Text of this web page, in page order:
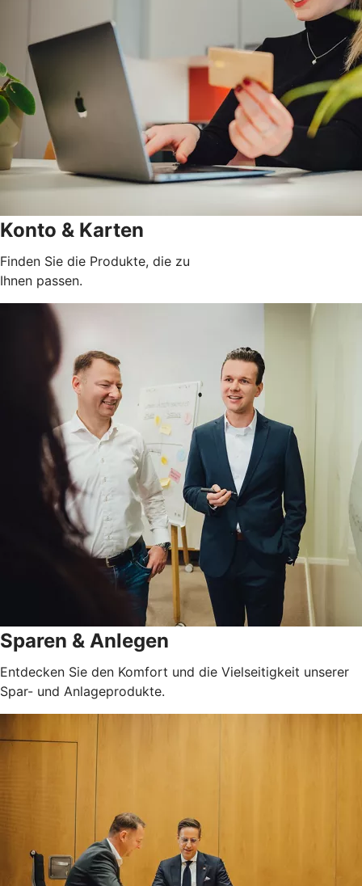
Konto & Karten
Finden Sie die Produkte, die zu
Ihnen passen.
Sparen & Anlegen
Entdecken Sie den Komfort und die Vielseitigkeit unserer
Spar- und Anlageprodukte.